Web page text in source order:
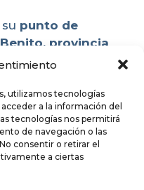
utilizamos tecnologías
a la información del
tecnologías nos permitirá
de navegación o las
consentir o retirar el
a ciertas
punto de
provincia
transparencia y la
negocio.
como
y rentable.